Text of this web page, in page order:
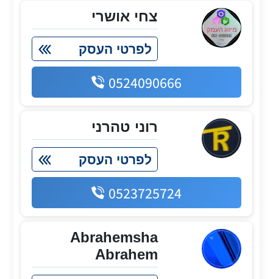
צחי אושרי
לפרטי העסק
0524090666
רוני טהרני
לפרטי העסק
0523725724
Abrahemsha
Abrahem